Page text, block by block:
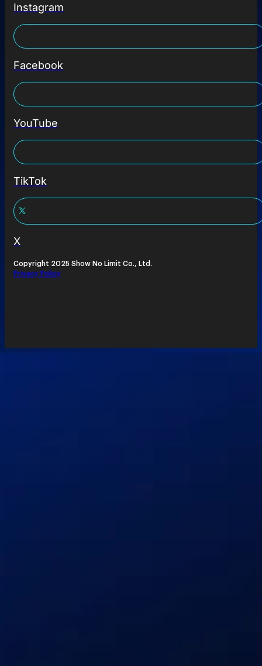
Instagram
Facebook
YouTube
TikTok
X
Copyright 2025 Show No Limit Co., Ltd.
Privacy Policy